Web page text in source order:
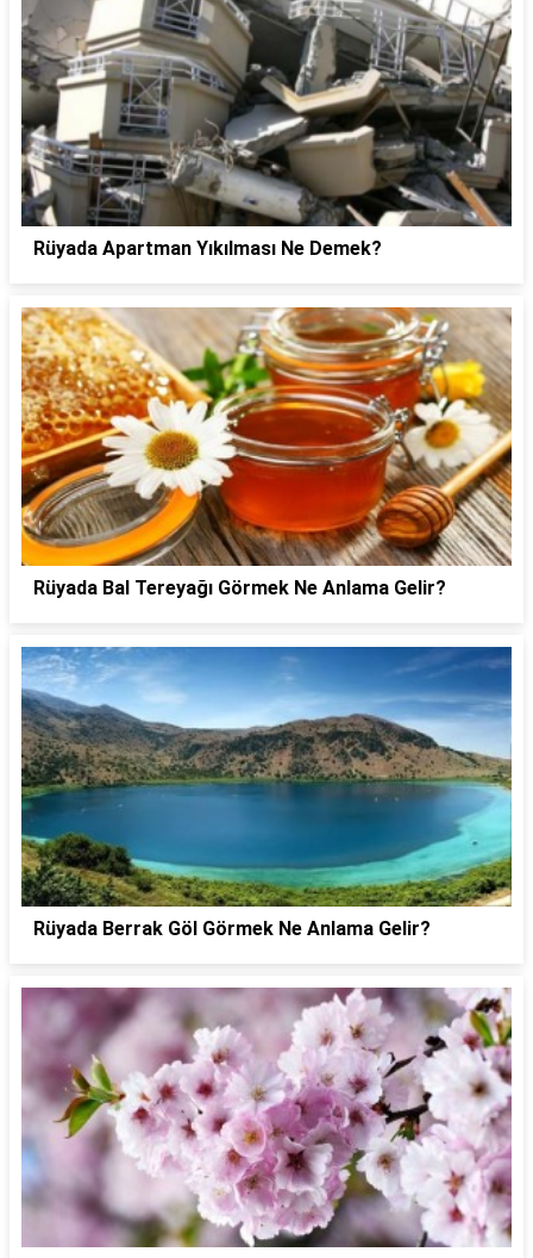
Rüyada Apartman Yıkılması Ne Demek?
Rüyada Bal Tereyağı Görmek Ne Anlama Gelir?
Rüyada Berrak Göl Görmek Ne Anlama Gelir?